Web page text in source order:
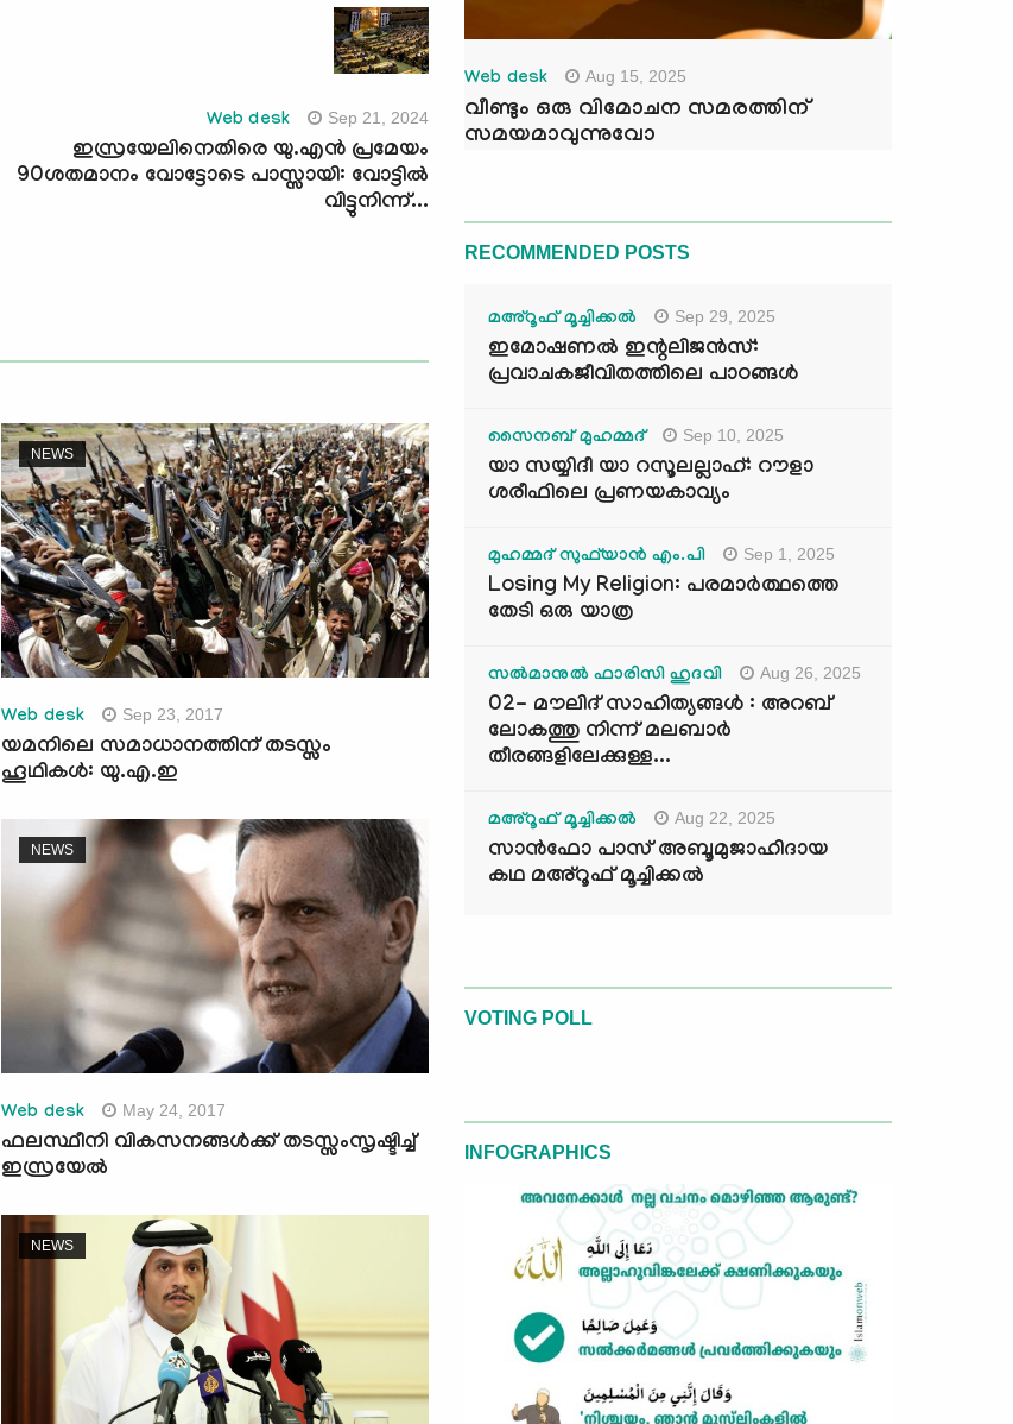
Web desk Sep 21, 2024
ഇസ്രയേലിനെതിരെ യു.എൻ പ്രമേയം
90ശതമാനം വോട്ടോടെ പാസ്സായി: വോട്ടില്‍
വിട്ടുനിന്ന്...
NEWS
Web desk Sep 23, 2017
യമനിലെ സമാധാനത്തിന് തടസ്സം
ഹൂഥികള്‍: യു.എ.ഇ
NEWS
Web desk May 24, 2017
ഫലസ്ഥീനി വികസനങ്ങള്‍ക്ക് തടസ്സംസൃഷ്ടിച്ച്
ഇസ്രയേല്‍
NEWS
Web desk Aug 15, 2025
വീണ്ടും ഒരു വിമോചന സമരത്തിന്
സമയമാവുന്നുവോ
RECOMMENDED POSTS
മഅ്റൂഫ് മൂച്ചിക്കല്‍ Sep 29, 2025
ഇമോഷണൽ ഇന്റലിജൻസ്:
പ്രവാചകജീവിതത്തിലെ പാഠങ്ങൾ
സൈനബ് മുഹമ്മദ് Sep 10, 2025
യാ സയ്യിദീ യാ റസൂലല്ലാഹ്: റൗളാ
ശരീഫിലെ പ്രണയകാവ്യം
മുഹമ്മദ് സുഫ്‌യാൻ എം.പി Sep 1, 2025
Losing My Religion: പരമാർത്ഥത്തെ
തേടി ഒരു യാത്ര
സൽമാനുൽ ഫാരിസി ഹുദവി Aug 26, 2025
02- മൗലിദ് സാഹിത്യങ്ങൾ : അറബ്
ലോകത്തു നിന്ന് മലബാർ
തീരങ്ങളിലേക്കുള്ള...
മഅ്റൂഫ് മൂച്ചിക്കല്‍ Aug 22, 2025
സാൻഫോ പാസ് അബൂമുജാഹിദായ
കഥ മഅ്റൂഫ് മൂച്ചിക്കല്‍
VOTING POLL
INFOGRAPHICS